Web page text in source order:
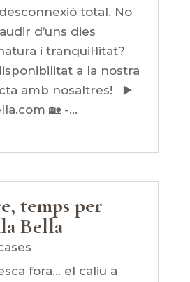
total. No
d’uns dies
i tranquil·litat?
a la nostra
amb nosaltres! ▶️
🏡 -...
temps per
Bella
fora… el caliu a